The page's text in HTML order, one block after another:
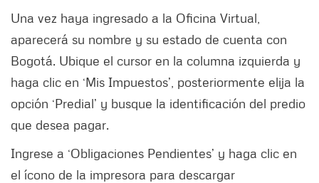
Una vez haya ingresado a la Oficina Virtual,
aparecerá su nombre y su estado de cuenta con
Bogotá. Ubique el cursor en la columna izquierda y
haga clic en ‘Mis Impuestos’, posteriormente elija la
opción ‘Predial’ y busque la identificación del predio
que desea pagar.
Ingrese a ‘Obligaciones Pendientes’ y haga clic en
el ícono de la impresora para descargar